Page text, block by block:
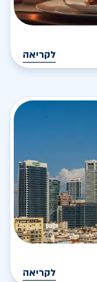
לקריאה
לקריאה